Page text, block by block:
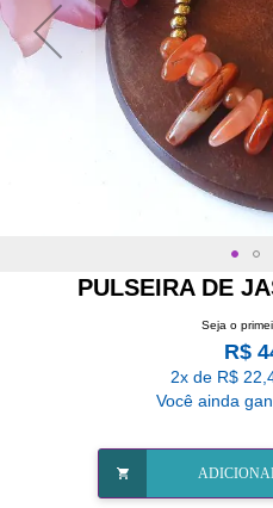
PULSEIRA DE
Seja o
R$
2x de R$
Você ainda